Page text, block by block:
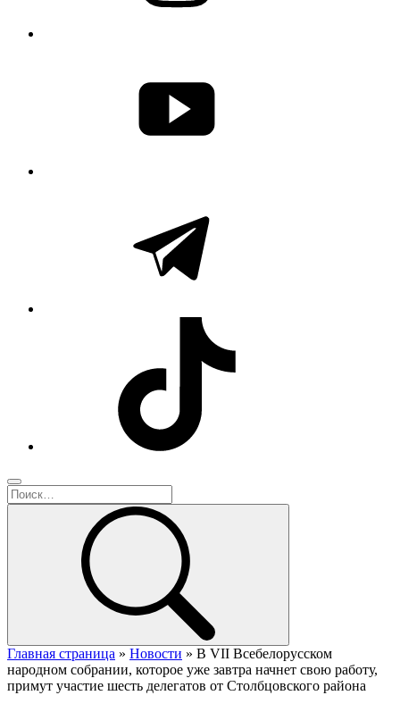
Главная страница » Новости » В VII Всебелорусском
народном собрании, которое уже завтра начнет свою работу,
примут участие шесть делегатов от Столбцовского района